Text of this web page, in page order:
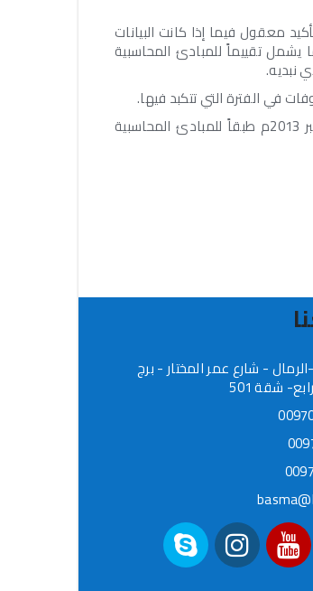
معقول فيما إذا كانت البيانات
تقييماً للمبادئ المحاسبية
نبديه.
في الفترة التي تتكبد فيها.
وبرأينا فإن البيانات المالية المرفقة تظهر بصورة عادلة من كافة النواحي الجوهرية المركز المالي للجمعية كما هي مبينة في 31 ديسمبر 2013م طبقاً للمبادئ المحاسبية
- شارع عمر المختار - برج
شقة 501